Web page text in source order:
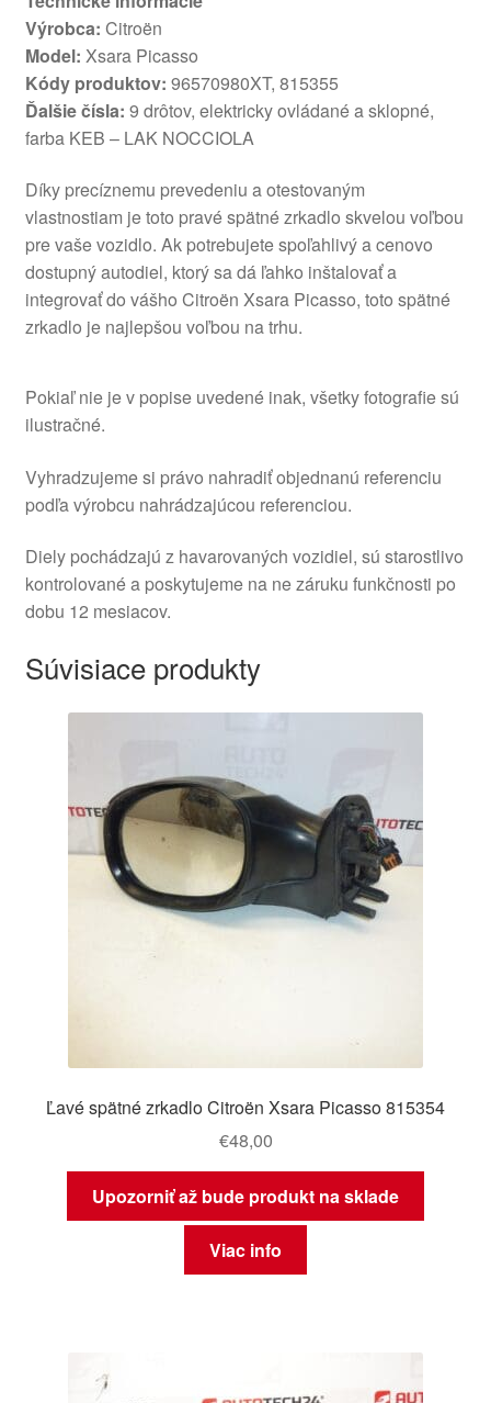
Výrobca: Citroën
Model: Xsara Picasso
Kódy produktov: 96570980XT, 815355
Ďalšie čísla: 9 drôtov, elektricky ovládané a sklopné,
farba KEB – LAK NOCCIOLA
Díky precíznemu prevedeniu a otestovaným
vlastnostiam je toto pravé spätné zrkadlo skvelou voľbou
pre vaše vozidlo. Ak potrebujete spoľahlivý a cenovo
dostupný autodiel, ktorý sa dá ľahko inštalovať a
integrovať do vášho Citroën Xsara Picasso, toto spätné
zrkadlo je najlepšou voľbou na trhu.
Pokiaľ nie je v popise uvedené inak, všetky fotografie sú
ilustračné.
Vyhradzujeme si právo nahradiť objednanú referenciu
podľa výrobcu nahrádzajúcou referenciou.
Diely pochádzajú z havarovaných vozidiel, sú starostlivo
kontrolované a poskytujeme na ne záruku funkčnosti po
dobu 12 mesiacov.
Súvisiace produkty
Ľavé spätné zrkadlo Citroën Xsara Picasso 815354
€48,00
Upozorniť až bude produkt na sklade
Viac info